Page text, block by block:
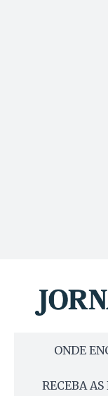
ONDE
RECEBA